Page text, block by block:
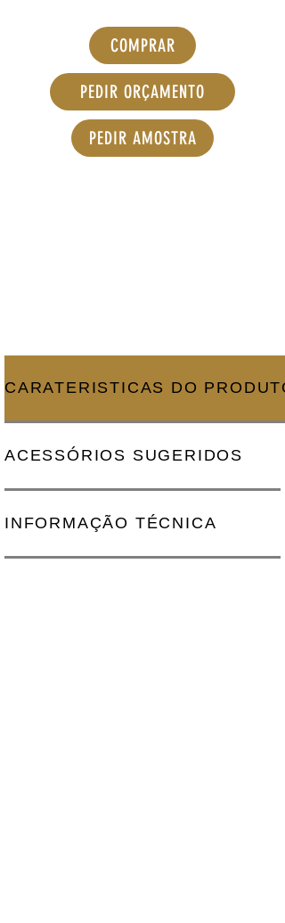
COMPRAR
PEDIR ORÇAMENTO
PEDIR AMOSTRA
CARATERISTICAS DO
ACESSÓRIOS SUGERIDOS
INFORMAÇÃO TÉCNICA